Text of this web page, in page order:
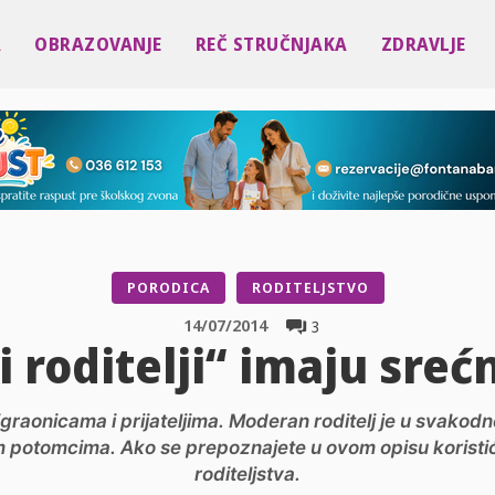
OBRAZOVANJE REČ STRUČNJAKA ZDRAVLJE
PORODICA RODITELJSTVO
3
14/07/2014
roditelji“ imaju
i prijateljima. Moderan roditelj je u
Ako se prepoznajete u ovom opisu
roditeljstva.